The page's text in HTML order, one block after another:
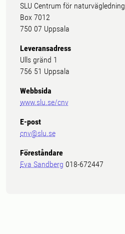
SLU Centrum för naturvägledning
Box 7012
750 07 Uppsala
Leveransadress
Ulls gränd 1
756 51 Uppsala
Webbsida
www.slu.se/cnv
E-post
cnv@slu.se
Föreståndare
Eva Sandberg 018-672447